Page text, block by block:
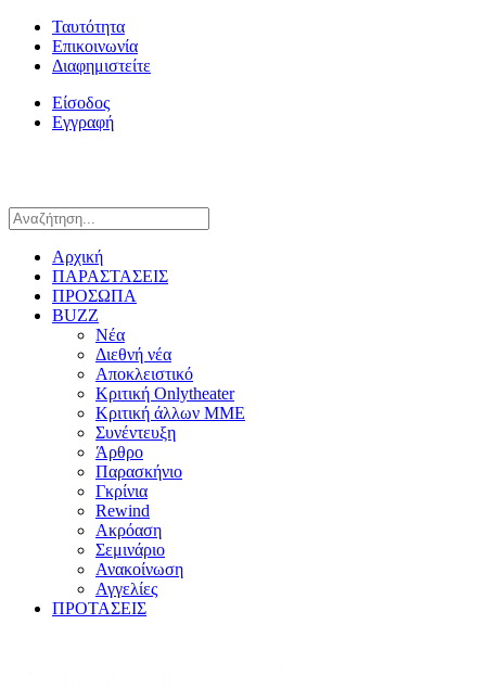
Ταυτότητα
Επικοινωνία
Διαφημιστείτε
Είσοδος
Εγγραφή
Αρχική
ΠΑΡΑΣΤΑΣΕΙΣ
ΠΡΟΣΩΠΑ
BUZZ
Νέα
Διεθνή νέα
Αποκλειστικό
Κριτική Onlytheater
Κριτική άλλων ΜΜΕ
Συνέντευξη
Άρθρο
Παρασκήνιο
Γκρίνια
Rewind
Ακρόαση
Σεμινάριο
Ανακοίνωση
Αγγελίες
ΠΡΟΤΑΣΕΙΣ